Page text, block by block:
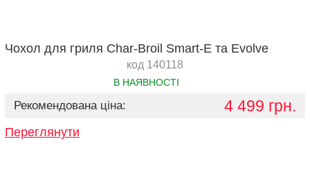
Чохол для гриля Char-Broil Smart-E та Evolve
код 140118
В НАЯВНОСТІ
Рекомендована ціна: 4 499 грн.
Переглянути